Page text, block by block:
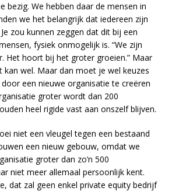
bezig. We hebben daar de mensen in
we het belangrijk dat iedereen zijn
zou kunnen zeggen dat dit bij een
fysiek onmogelijk is. “We zijn
Het hoort bij het groter groeien.” Maar
kan wel. Maar dan moet je wel keuzes
een nieuwe organisatie te creëren
groter wordt dan 200
heel rigide vast aan onszelf blijven.
niet een vleugel tegen een bestaand
een nieuw gebouw, omdat we
groter dan zo’n 500
niet meer allemaal persoonlijk kent.
dat zal geen enkel private equity bedrijf